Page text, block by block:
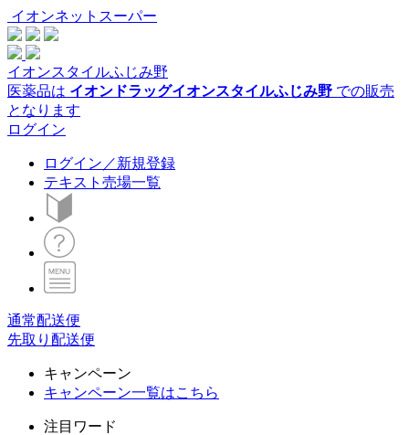
イオンネットスーパー
イオンスタイルふじみ野
医薬品は イオンドラッグイオンスタイルふじみ野 での販売
となります
ログイン
ログイン／新規登録
テキスト売場一覧
通常配送便
先取り配送便
キャンペーン
キャンペーン一覧はこちら
注目ワード